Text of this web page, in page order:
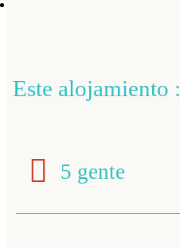
Este alojamiento :
5 gente